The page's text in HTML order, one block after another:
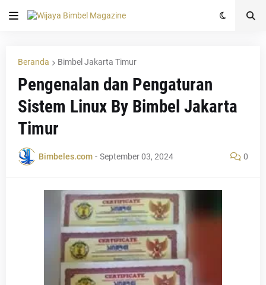
Beranda Bimbel Jakarta Timur
Pengenalan dan Pengaturan
Sistem Linux By Bimbel Jakarta
Timur
Bimbeles.com - September 03, 2024 0